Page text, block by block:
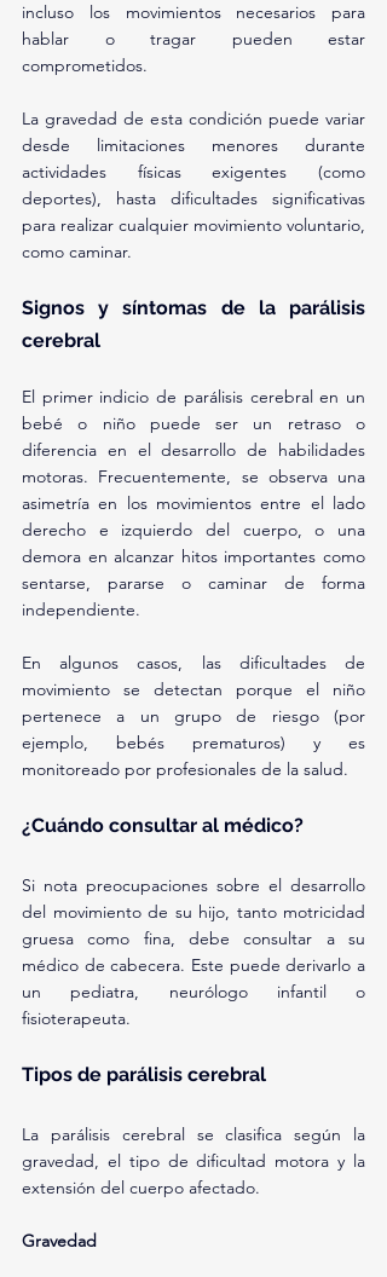
incluso los movimientos necesarios para
hablar o tragar pueden estar
comprometidos.
La gravedad de esta condición puede variar
desde limitaciones menores durante
actividades físicas exigentes (como
deportes), hasta dificultades significativas
para realizar cualquier movimiento voluntario,
como caminar.
Signos y síntomas de la parálisis
cerebral
El primer indicio de parálisis cerebral en un
bebé o niño puede ser un retraso o
diferencia en el desarrollo de habilidades
motoras. Frecuentemente, se observa una
asimetría en los movimientos entre el lado
derecho e izquierdo del cuerpo, o una
demora en alcanzar hitos importantes como
sentarse, pararse o caminar de forma
independiente.
En algunos casos, las dificultades de
movimiento se detectan porque el niño
pertenece a un grupo de riesgo (por
ejemplo, bebés prematuros) y es
monitoreado por profesionales de la salud.
¿Cuándo consultar al médico?
Si nota preocupaciones sobre el desarrollo
del movimiento de su hijo, tanto motricidad
gruesa como fina, debe consultar a su
médico de cabecera. Este puede derivarlo a
un pediatra, neurólogo infantil o
fisioterapeuta.
Tipos de parálisis cerebral
La parálisis cerebral se clasifica según la
gravedad, el tipo de dificultad motora y la
extensión del cuerpo afectado.
Gravedad